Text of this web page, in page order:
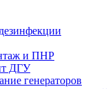
и ПНР
ДГУ
генераторов